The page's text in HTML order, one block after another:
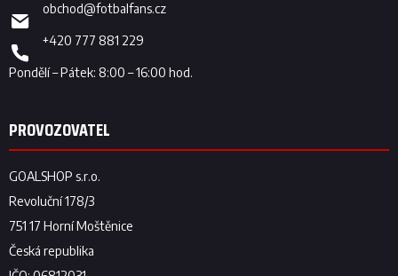
obchod@fotbalfans.cz
+420 777 881 229